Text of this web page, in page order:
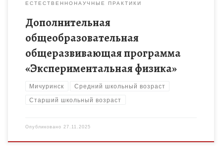
ЕСТЕСТВЕННОНАУЧНЫЕ ПРАКТИКИ
Дополнительная
общеобразовательная
общеразвивающая программа
«Экспериментальная физика»
Мичуринск Средний школьный возраст
Старший школьный возраст
Опубликовано 27.11.2025